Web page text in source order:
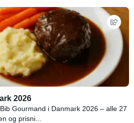
2026
Gourmand i Danmark 2026 – alle 27
og prisni...